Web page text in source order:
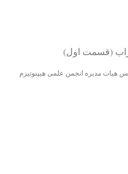
(قسمت اول)
هیات مدیره انجمن علمی هیپنوتیزم